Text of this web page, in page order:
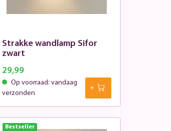
Strakke wandlamp Sifor
zwart
29,99
Op voorraad: vandaag
verzonden
Bestseller